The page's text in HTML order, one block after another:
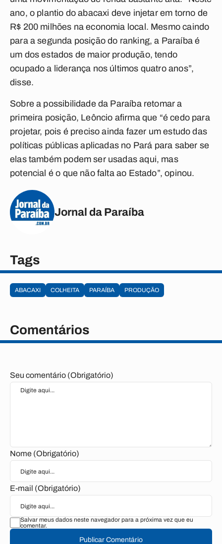
ano, o plantio do abacaxi deve injetar em torno de
R$ 200 milhões na economia local. Mesmo caindo
para a segunda posição do ranking, a Paraíba é
um dos estados de maior produção, tendo
ocupado a liderança nos últimos quatro anos”,
disse.
Sobre a possibilidade da Paraíba retomar a
primeira posição, Leôncio afirma que “é cedo para
projetar, pois é preciso ainda fazer um estudo das
políticas públicas aplicadas no Pará para saber se
elas também podem ser usadas aqui, mas
potencial é o que não falta ao Estado”, opinou.
Jornal da Paraíba
Tags
ABACAXI COLHEITA PARAÍBA PRODUÇÃO
Comentários
Seu comentário (Obrigatório)
Nome (Obrigatório)
E-mail (Obrigatório)
Salvar meus dados neste navegador para a próxima vez que eu
comentar.
Publicar Comentário